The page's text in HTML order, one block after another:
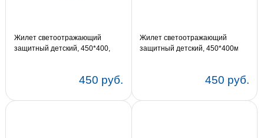
Жилет светоотражающий
защитный детский, 450*400,
450 руб.
Жилет светоотражающий
защитный детский, 450*400мм,
450 руб.